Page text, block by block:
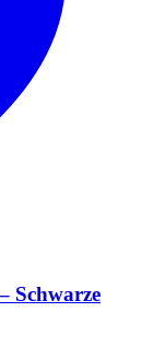
Schwarze